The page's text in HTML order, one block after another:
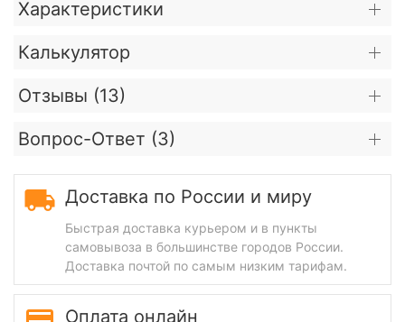
Характеристики
Калькулятор
Отзывы (13)
Вопрос-Ответ (3)
Доставка по России и миру
Быстрая доставка курьером и в пункты
самовывоза в большинстве городов России.
Доставка почтой по самым низким тарифам.
Оплата онлайн